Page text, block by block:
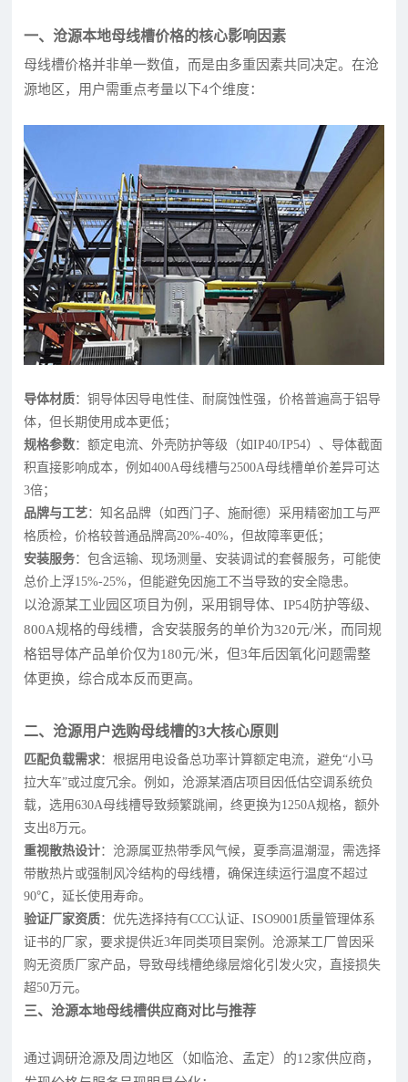
一、沧源本地母线槽价格的核心影响因素
母线槽价格并非单一数值，而是由多重因素共同决定。在沧
源地区，用户需重点考量以下4个维度：
导体材质：铜导体因导电性佳、耐腐蚀性强，价格普遍高于铝导
体，但长期使用成本更低；
规格参数：额定电流、外壳防护等级（如IP40/IP54）、导体截面
积直接影响成本，例如400A母线槽与2500A母线槽单价差异可达
3倍；
品牌与工艺：知名品牌（如西门子、施耐德）采用精密加工与严
格质检，价格较普通品牌高20%-40%，但故障率更低；
安装服务：包含运输、现场测量、安装调试的套餐服务，可能使
总价上浮15%-25%，但能避免因施工不当导致的安全隐患。
以沧源某工业园区项目为例，采用铜导体、IP54防护等级、
800A规格的母线槽，含安装服务的单价为320元/米，而同规
格铝导体产品单价仅为180元/米，但3年后因氧化问题需整
体更换，综合成本反而更高。
二、沧源用户选购母线槽的3大核心原则
匹配负载需求：根据用电设备总功率计算额定电流，避免“小马
拉大车”或过度冗余。例如，沧源某酒店项目因低估空调系统负
载，选用630A母线槽导致频繁跳闸，终更换为1250A规格，额外
支出8万元。
重视散热设计：沧源属亚热带季风气候，夏季高温潮湿，需选择
带散热片或强制风冷结构的母线槽，确保连续运行温度不超过
90℃，延长使用寿命。
验证厂家资质：优先选择持有CCC认证、ISO9001质量管理体系
证书的厂家，要求提供近3年同类项目案例。沧源某工厂曾因采
购无资质厂家产品，导致母线槽绝缘层熔化引发火灾，直接损失
超50万元。
三、沧源本地母线槽供应商对比与推荐
通过调研沧源及周边地区（如临沧、孟定）的12家供应商，